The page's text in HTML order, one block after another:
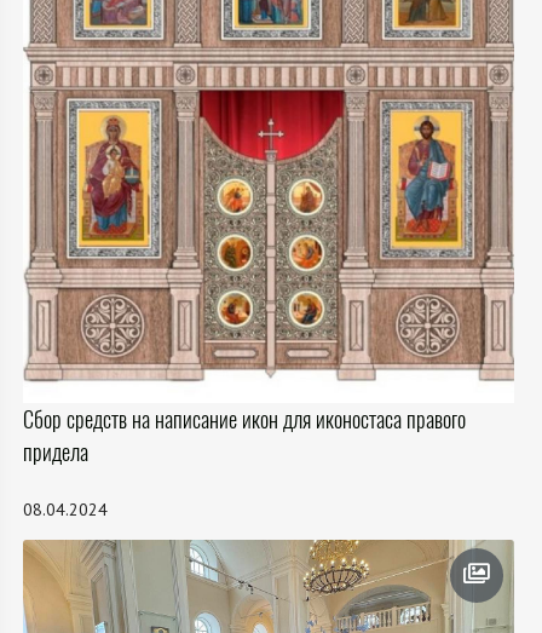
Сбор средств на написание икон для иконостаса правого
придела
08.04.2024